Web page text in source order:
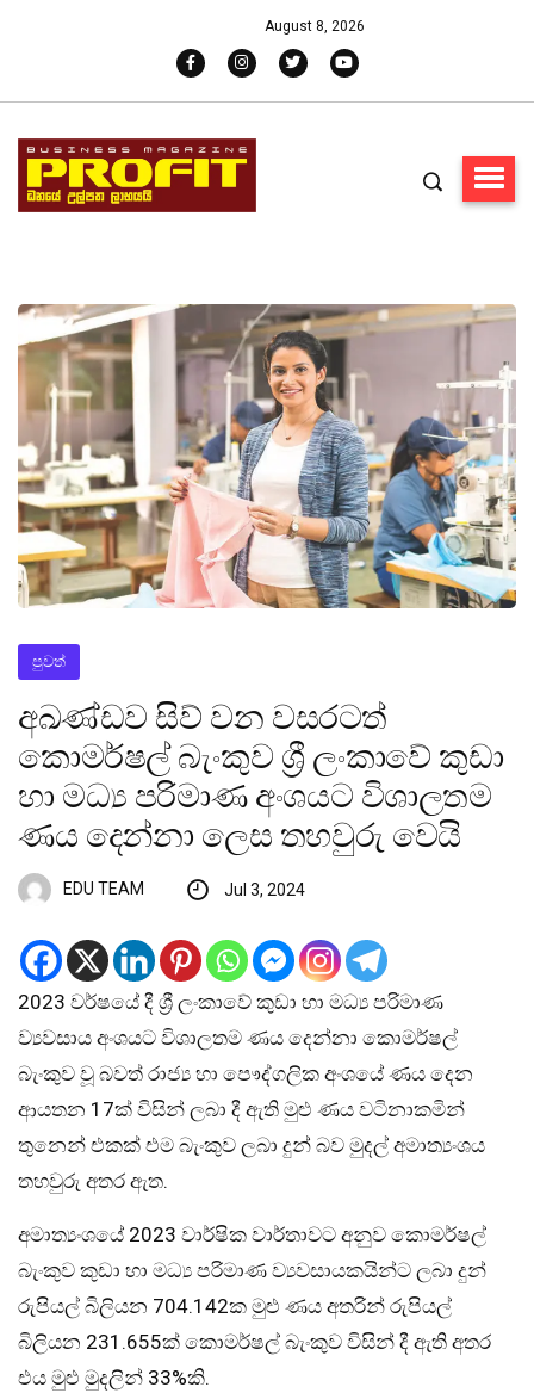
August 8, 2026
පුවත්
අඛණ්ඩව සිව් වන වසරටත්
කොමර්ෂල් බැංකුව ශ්‍රී ලංකාවේ කුඩා
හා මධ්‍ය පරිමාණ අංශයට විශාලතම
ණය දෙන්නා ලෙස තහවුරු වෙයි
EDU TEAM Jul 3, 2024
2023 වර්ෂයේ දී ශ්‍රී ලංකාවේ කුඩා හා මධ්‍ය පරිමාණ
ව්‍යවසාය අංශයට විශාලතම ණය දෙන්නා කොමර්ෂල්
බැංකුව වූ බවත් රාජ්‍ය හා පෞද්ගලික අංශයේ ණය දෙන
ආයතන 17ක් විසින් ලබා දී ඇති මුළු ණය වටිනාකමින්
තුනෙන් එකක් එම බැංකුව ලබා දුන් බව මුදල් අමාත්‍යංශය
තහවුරු අතර ඇත.
අමාත්‍යංශයේ 2023 වාර්ෂික වාර්තාවට අනුව කොමර්ෂල්
බැංකුව කුඩා හා මධ්‍ය පරිමාණ ව්‍යවසායකයින්ට ලබා දුන්
රුපියල් බිලියන 704.142ක මුළු ණය අතරින් රුපියල්
බිලියන 231.655ක් කොමර්ෂල් බැංකුව විසින් දී ඇති අතර
එය මුළු මුදලින් 33%කි.